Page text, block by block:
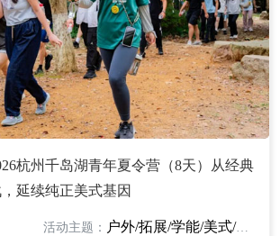
杭州千岛湖青年夏令营（8天）从经典
延续纯正美式基因
活动主题： 户外/拓展/学能/美式/英语